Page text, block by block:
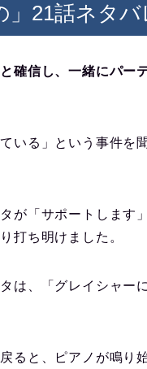
」21話ネタ
確信し、一緒にパー
いる」という事件を
が「サポートします
打ち明けました。
は、「グレイシャー
ると、ピアノが鳴り